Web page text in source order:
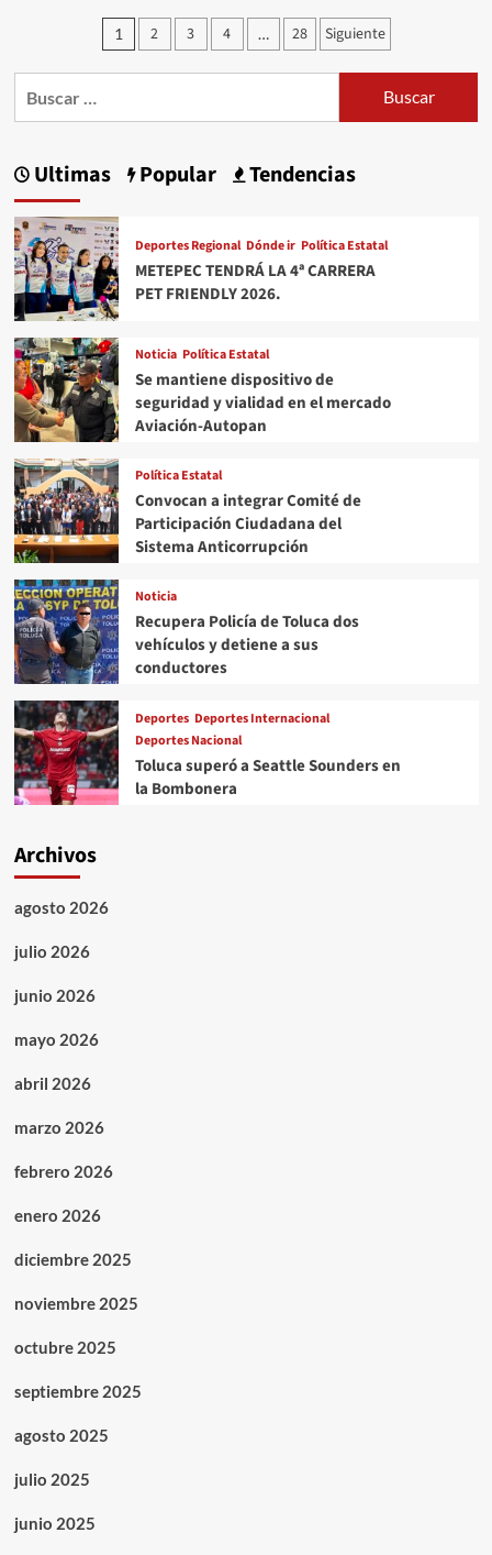
INSTALA
SAN
MATEO
CONSEJO
DE
AGENDA
2030
Paginación
de
1 2 3 4 … 28 Siguiente
Ultimas Popular Tendencias
Deportes Regional Dónde ir Política Estatal
METEPEC TENDRÁ LA 4ª CARRERA
PET FRIENDLY 2026.
Noticia Política Estatal
Se mantiene dispositivo de
seguridad y vialidad en el mercado
Aviación-Autopan
Política Estatal
Convocan a integrar Comité de
Participación Ciudadana del
Sistema Anticorrupción
Noticia
Recupera Policía de Toluca dos
vehículos y detiene a sus
conductores
Deportes Deportes Internacional
Deportes Nacional
Toluca superó a Seattle Sounders en
la Bombonera
Archivos
agosto 2026
julio 2026
junio 2026
mayo 2026
abril 2026
marzo 2026
febrero 2026
enero 2026
diciembre 2025
noviembre 2025
octubre 2025
septiembre 2025
agosto 2025
julio 2025
junio 2025